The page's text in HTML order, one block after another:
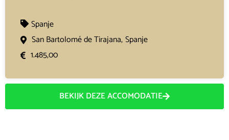
Spanje
San Bartolomé de Tirajana,Spanje
1.485,00
BEKIJK DEZE ACCOMODATIE